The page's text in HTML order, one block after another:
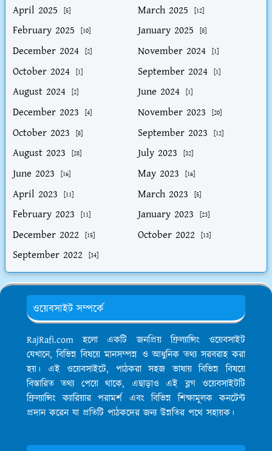
April 2025 [5] March 2025 [12]
February 2025 [10] January 2025 [8]
December 2024 [2] November 2024 [1]
October 2024 [1] September 2024 [1]
August 2024 [2] June 2024 [1]
December 2023 [4] November 2023 [20]
October 2023 [8] September 2023 [12]
August 2023 [28] July 2023 [32]
June 2023 [16] May 2023 [16]
April 2023 [11] March 2023 [5]
February 2023 [11] January 2023 [23]
December 2022 [15] October 2022 [13]
September 2022 [34]
ওয়েবসাইট সম্পর্কে
RajRafi.com হলো একটি জনপ্রিয় ফ্রিল্যান্সিং ওয়েবসাইট
যেখানে, বিভিন্ন বিষয়ে মানসম্পন্ন ও আধুনিক তথ্য সরবরাহ করা
হয়। এই ওয়েবসাইটে, পাঠকরা সহজ ভাষায় বিভিন্ন বিষয়ে
বিস্তারিত তথ্য পেয়ে থাকে, এছাড়াও এই ব্লগ ওয়েবসাইটটি
ফ্রিল্যান্সিং ক্যারিয়ার পরামর্শ এবং বিভিন্ন শিক্ষামূলক কনটেন্ট
প্রদান করেন যা প্রতিটি পাঠকদের জন্য উন্নতির পথে সহায়ক।